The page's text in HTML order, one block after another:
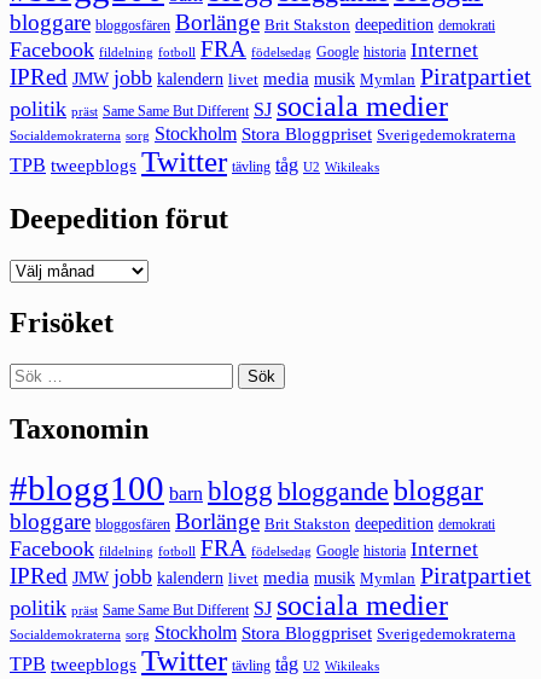
bloggare bloggosfären Borlänge Brit Stakston deepedition demokrati
Facebook fildelning fotboll FRA födelsedag Google historia Internet
IPRed JMW jobb kalendern livet media musik Mymlan Piratpartiet
politik präst Same Same But Different SJ sociala medier
Socialdemokraterna sorg Stockholm Stora Bloggpriset Sverigedemokraterna
TPB tweepblogs Twitter tävling tåg U2 Wikileaks
Deepedition förut
Deepedition
Frisöket
Sök
efter:
Taxonomin
#blogg100 barn blogg bloggande bloggar
bloggare bloggosfären Borlänge Brit Stakston deepedition demokrati
Facebook fildelning fotboll FRA födelsedag Google historia Internet
IPRed JMW jobb kalendern livet media musik Mymlan Piratpartiet
politik präst Same Same But Different SJ sociala medier
Socialdemokraterna sorg Stockholm Stora Bloggpriset Sverigedemokraterna
TPB tweepblogs Twitter tävling tåg U2 Wikileaks